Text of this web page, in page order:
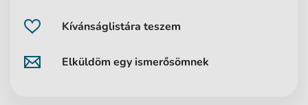
Kívánságlistára teszem
Elküldöm egy ismerősömnek